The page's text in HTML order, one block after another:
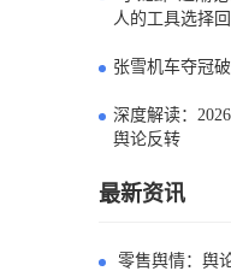
人的工具选择
张雪机车夺冠
深度解读：
舆论反转
最新资讯
零售舆情：舆